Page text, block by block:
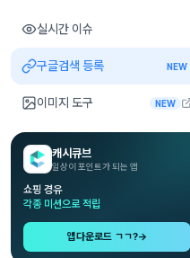
실시간 이슈
구글검색 등록 NEW
이미지 도구 NEW
캐시큐브
일상이 포인트가 되는 앱
쇼핑 경유
각종 미션으로 적립
앱다운로드 ㄱㄱ?→